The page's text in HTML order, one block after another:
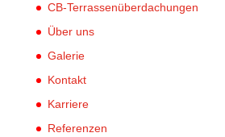
CB-Terrassenüberdachungen
Über uns
Galerie
Kontakt
Karriere
Referenzen